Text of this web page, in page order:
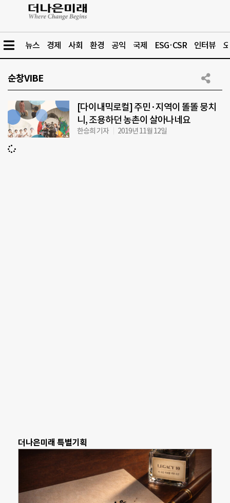
뉴스 경제 사회 환경 공익 국제 ESG·CSR 인터뷰
순창VIBE
[다이내믹로컬] 주민·지역이 똘똘 뭉치
니, 조용하던 농촌이 살아나네요
한승희 기자 2019년 11월 12일
더나은미래 특별기획